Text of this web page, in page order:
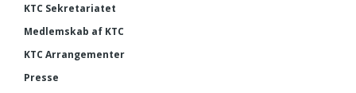
KTC Sekretariatet
Medlemskab af KTC
KTC Arrangementer
Presse